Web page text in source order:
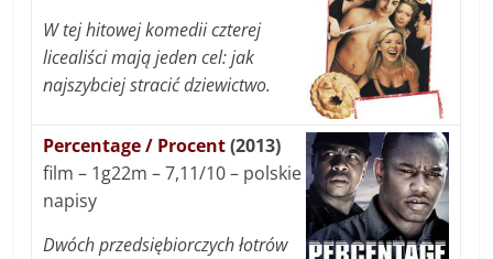
W tej hitowej komedii czterej
licealiści mają jeden cel: jak
najszybciej stracić dziewictwo.
Percentage / Procent(2013)
film – 1g22m – 7,11/10 – polskie
napisy
Dwóch przedsiębiorczych łotrów